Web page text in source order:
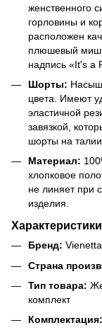
женственного
горловины и
расположен
плюшевый
надпись «It's a
Шорты:
цвета. Имеют
эластичной
завязкой,
шорты на
Материал:
хлопковое
не линяет при
изделия.
Характеристики
Бренд: Vienetta
Страна
Тип товара:
комплект
Комплектация: